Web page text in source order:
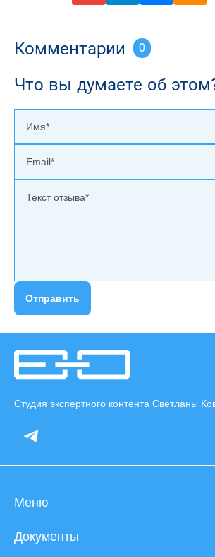
Комментарии 0
Что вы думаете об
Отправить
Студия экспертного контента Светланы
Меню
Документы